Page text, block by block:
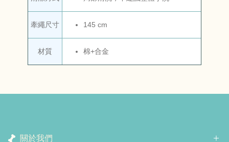
牽繩尺寸 145 cm
材質 棉+合金
關於我們